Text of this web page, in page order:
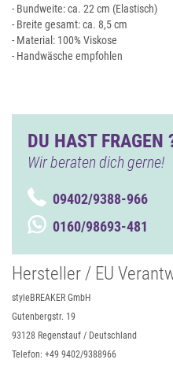
- Bundweite: ca. 22 cm (Elastisch)
- Breite gesamt: ca. 8,5 cm
- Material: 100% Viskose
- Handwäsche empfohlen
DU HAST FRAGEN
Wir beraten dich gerne!
09402/9388-966
0160/98693-481
Hersteller / EU
styleBREAKER GmbH
Gutenbergstr. 19
93128 Regenstauf / Deutschland
Telefon: +49 9402/9388966